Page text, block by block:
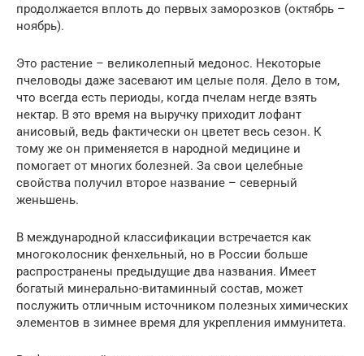
продолжается вплоть до первых заморозков (октябрь –
ноябрь).
Это растение – великолепный медонос. Некоторые
пчеловоды даже засевают им целые поля. Дело в том,
что всегда есть периоды, когда пчелам негде взять
нектар. В это время на выручку приходит лофант
анисовый, ведь фактически он цветет весь сезон. К
тому же он применяется в народной медицине и
помогает от многих болезней. За свои целебные
свойства получил второе название – северный
женьшень.
В международной классификации встречается как
многоколосник фенхельный, но в России больше
распространены предыдущие два названия. Имеет
богатый минерально-витаминный состав, может
послужить отличным источником полезных химических
элементов в зимнее время для укрепления иммунитета.